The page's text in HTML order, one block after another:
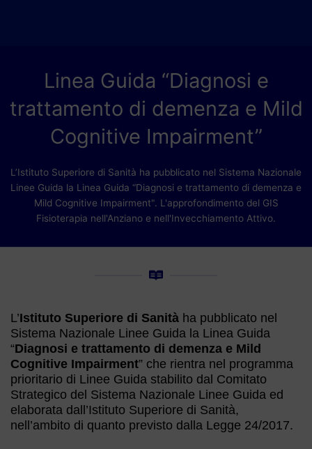
Linea Guida “Diagnosi e
trattamento di demenza e Mild
Cognitive Impairment”
L’Istituto Superiore di Sanità ha pubblicato nel Sistema Nazionale
Linee Guida la Linea Guida “Diagnosi e trattamento di demenza e
Mild Cognitive Impairment". L'approfondimento del GIS
Fisioterapia nell'Anziano e nell'Invecchiamento Attivo.
L’Istituto Superiore di Sanità ha pubblicato nel
Sistema Nazionale Linee Guida la Linea Guida
“Diagnosi e trattamento di demenza e Mild
Cognitive Impairment” che rientra nel programma
prioritario di Linee Guida stabilito dal Comitato
Strategico del Sistema Nazionale Linee Guida ed
elaborata dall’Istituto Superiore di Sanità,
nell’ambito di quanto previsto dalla Legge 24/2017.